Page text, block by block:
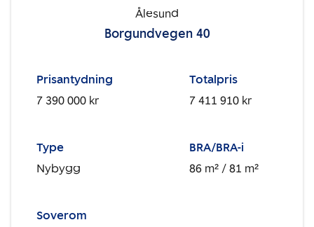
Ålesund
Borgundvegen 40
Prisantydning
7 390 000 kr
Totalpris
7 411 910 kr
Type
Nybygg
BRA/BRA-i
86 m² / 81 m²
Soverom